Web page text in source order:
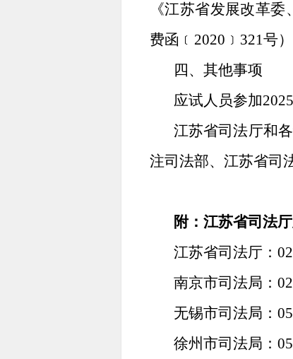
《江苏省发展改革
费函﹝2020﹞321号
四、其他事项
应试人员参加
江苏省司法厅和
注司法部、江苏省司
附：江苏省司法
江苏省司法厅：
南京市司法局：
无锡市司法局：
徐州市司法局：